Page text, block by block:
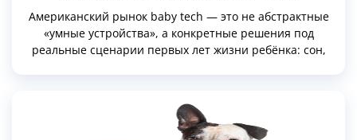
Американский рынок baby tech — это не абстрактные
«умные устройства», а конкретные решения под
реальные сценарии первых лет жизни ребёнка: сон,